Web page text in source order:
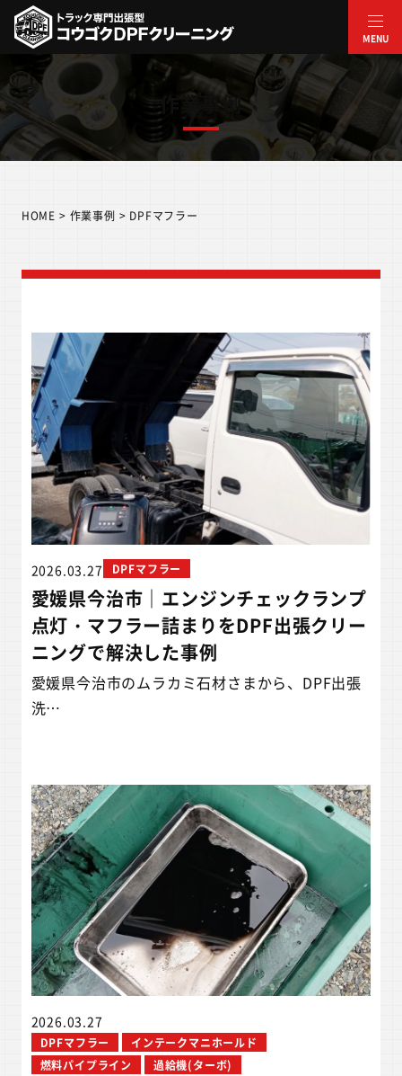
ス
キ
ッ
プ
MENU
作業事例
HOME > 作業事例 > DPFマフラー
2026.03.27 DPFマフラー
愛媛県今治市｜エンジンチェックランプ
点灯・マフラー詰まりをDPF出張クリー
ニングで解決した事例
愛媛県今治市のムラカミ石材さまから、DPF出張
洗…
2026.03.27
DPFマフラー
インテークマニホールド
燃料パイプライン
過給機(ターボ)